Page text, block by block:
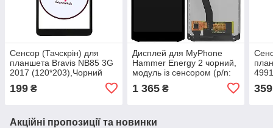
Сенсор (Тачскрін) для
планшета Bravis NB85 3G
2017 (120*203),Чорний
V1.020160420)
199 ₴
Дисплей для MyPhone
Hammer Energy 2 чорний,
модуль із сенсором (p/n:
FPC-A1 )
1 365₴ 359
Акційні пропозиції та новинки